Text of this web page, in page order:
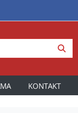
KONTAKT